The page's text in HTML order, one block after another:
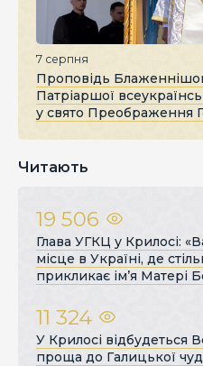
7 серпня
Проповідь
Патріаршої
у свято Преображення
Читають
19 506
Глава УГКЦ у Крилосі:
місце в Україні, де
прикликає ім’я Матері
11 324
У Крилосі відбудеться
проща до Галицької